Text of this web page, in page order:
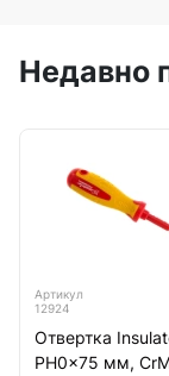
Недавно
Артикул
12924
Отвертка
PH0x75 мм,